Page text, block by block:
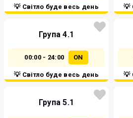
💡 Світло буде весь день 💡
Група 4.1
00:00 - 24:00 ON
💡 Світло буде весь день 💡
Група 5.1